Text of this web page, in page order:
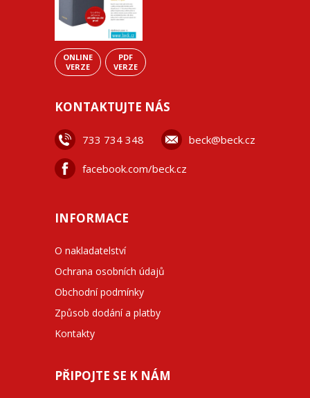
ONLINE
VERZE
PDF
VERZE
KONTAKTUJTE NÁS
733 734 348 beck@beck.cz
facebook.com/beck.cz
INFORMACE
O nakladatelství
Ochrana osobních údajů
Obchodní podmínky
Způsob dodání a platby
Kontakty
PŘIPOJTE SE K NÁM